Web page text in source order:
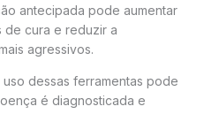
antecipada pode aumentar
de cura e reduzir a
agressivos.
dessas ferramentas pode
é diagnosticada e